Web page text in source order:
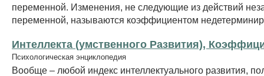
переменной. Изменения, не следующие из действий
переменной, называются коэффициентом
Интеллекта (умственного Развития),
Психологическая энциклопедия
Вообще – любой индекс интеллектуального развития,